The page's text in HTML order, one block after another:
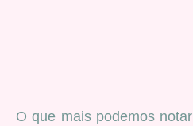
O que mais podemos